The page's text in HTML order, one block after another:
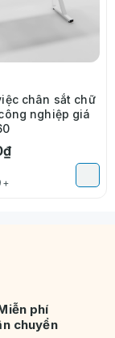
chân sắt chữ
nghiệp giá
phí
chuyển